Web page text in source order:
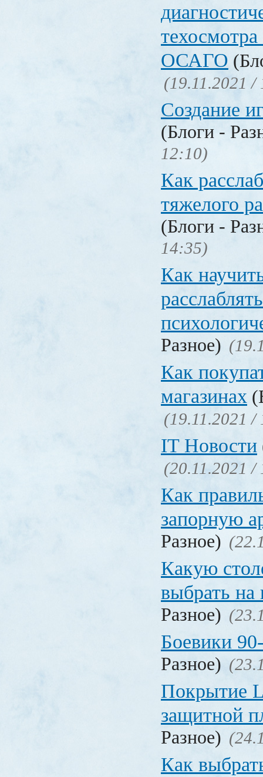
ОСАГО
(19.11.2021 /
Создание
(Блоги -
12:10)
Как
тяжелого
(Блоги -
14:35)
Как
Разное)
Как
магазинах
(19.11.2021 /
IT Новости
(20.11.2021 /
Как
запорную
Разное)
Какую
выбрать
Разное)
Боевики
Разное)
Покрытие
защитной
Разное)
Как